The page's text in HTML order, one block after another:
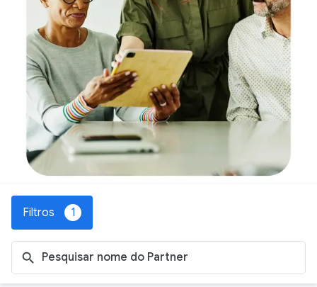
Filtros 1
search